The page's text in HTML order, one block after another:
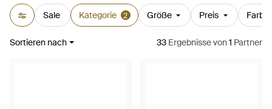
Sale Kategorie 2 Größe Preis Farbe
Sortieren nach 33 Ergebnissevon1 Partner